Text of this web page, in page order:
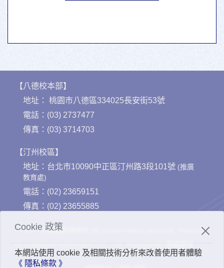
Cookie 政策
本網站使用 cookie 及相關技術分析來改善使用者體驗
《 隱私條款 》
【八德校本部】
地址：桃園市八德區334025長安街53號
電話： (03) 2737477
傳真： (03) 3714703
【汀州校區】
地址： 台北市10090中正區汀州路3段101號 (推廣
教育處)
電話： (02) 23659151
傳真： (02) 23655885
© 2023 中華福音神學院 All content rights reserved. Powered